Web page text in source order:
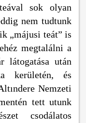
sok olyan
nem tudtunk
„májusi teát” is
megtalálni a
látogatása után
kerületén, és
Nemzeti
tett utunk
csodálatos